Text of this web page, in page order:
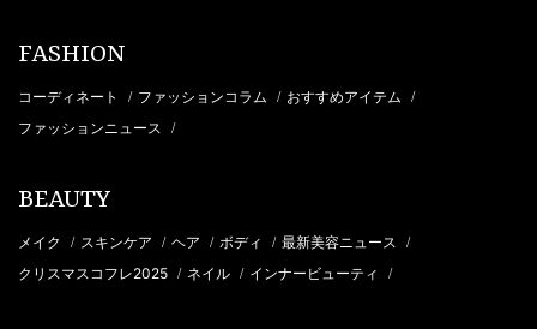
FASHION
コーディネート / ファッションコラム / おすすめアイテム /
ファッションニュース /
BEAUTY
メイク / スキンケア / ヘア / ボディ / 最新美容ニュース /
クリスマスコフレ2025 / ネイル / インナービューティ /